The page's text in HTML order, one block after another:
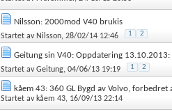
Nilsson: 2000mod V40 brukis
Startet av Nilsson, 28/02/14 12:46 1 2
Geitung sin V40: Oppdatering 13.10.2013:
Startet avGeitung, 04/06/13 19:19 1 2
kåem 43: 360 GL Bygd av Volvo, forbedret
Startet av kåem 43, 16/09/13 22:14